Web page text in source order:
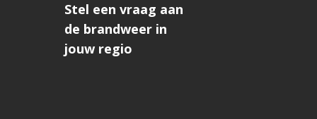
Stel een vraag aan
de brandweer in
jouw regio